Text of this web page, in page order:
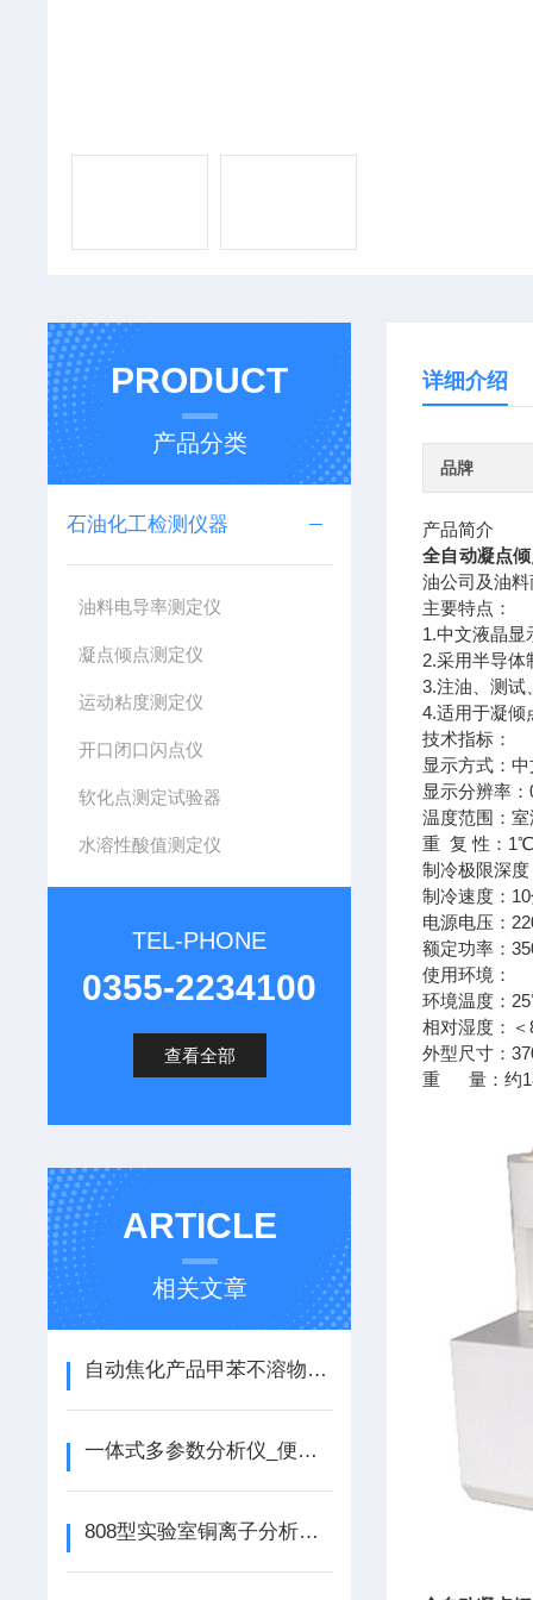
PRODUCT
产品分类
石油化工检测仪器
油料电导率测定仪
凝点倾点测定仪
运动粘度测定仪
开口闭口闪点仪
软化点测定试验器
水溶性酸值测定仪
TEL-PHONE
0355-2234100
查看全部
ARTICLE
相关文章
自动焦化产品甲苯不溶物测定仪参照GB/T2292的制造
一体式多参数分析仪_便携式多参数水质分析仪
808型实验室铜离子分析仪_台式铜离子分析仪
详细介绍
品牌
产品简介
全自动凝点
油公司及油
主要特点：
1.中文液晶显
2.采用半导体
3.注油、测试
4.适用于凝
技术指标：
显示方式：
显示分辨率
温度范围：
重 复 性：
制冷极限深
制冷速度：
电源电压：
额定功率：
使用环境：
环境温度：
相对湿度：
外型尺寸：
重 量：约